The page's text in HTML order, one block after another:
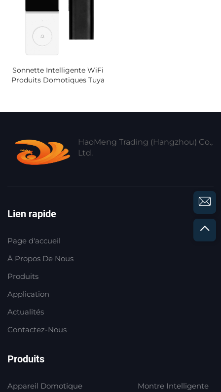
Sonnette Intelligente WiFi
Produits Domotiques Tuya
HaoMeng Trading (Hangzhou) Co.,
Ltd.
Lien rapide
Page d'accueil
À Propos De Nous
Produits
Application
Actualités
Contactez-Nous
Produits
Appareil Domotique
Montre Intelligente